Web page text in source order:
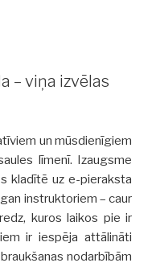
– viņa izvēlas
un mūsdienīgiem
līmenī. Izaugsme
kladītē uz e-pieraksta
instruktoriem – caur
kuros laikos pie ir
ir iespēja attālināti
nodarbībām